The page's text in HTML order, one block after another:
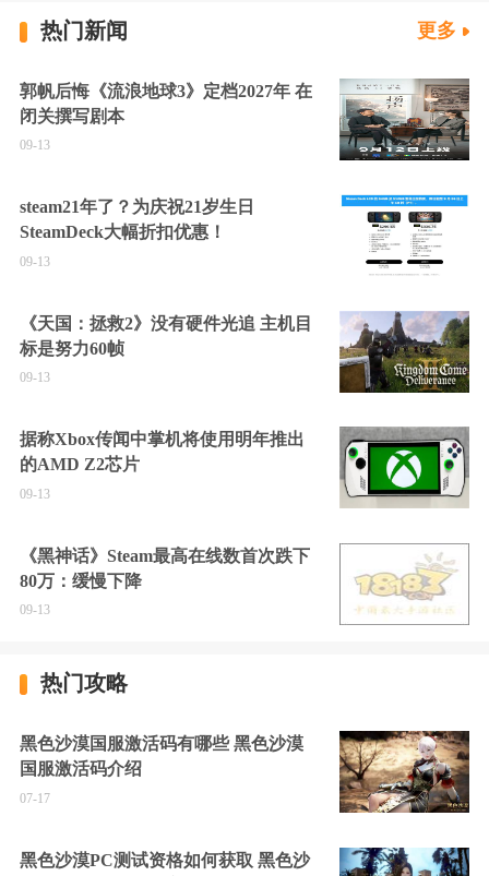
热门新闻 更多
郭帆后悔《流浪地球3》定档2027年 在
闭关撰写剧本
09-13
steam21年了？为庆祝21岁生日
SteamDeck大幅折扣优惠！
09-13
《天国：拯救2》没有硬件光追 主机目
标是努力60帧
09-13
据称Xbox传闻中掌机将使用明年推出
的AMD Z2芯片
09-13
《黑神话》Steam最高在线数首次跌下
80万：缓慢下降
09-13
热门攻略
黑色沙漠国服激活码有哪些 黑色沙漠
国服激活码介绍
07-17
黑色沙漠PC测试资格如何获取 黑色沙